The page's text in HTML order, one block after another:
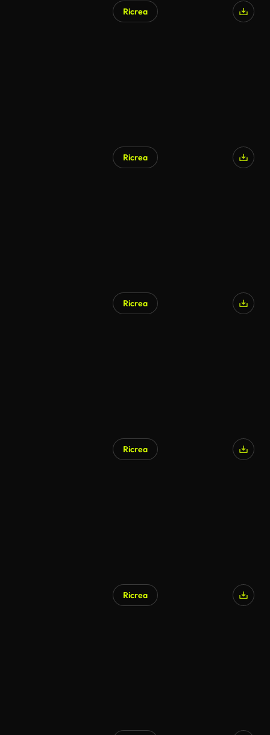
Ricrea
Ricrea
Ricrea
Ricrea
Ricrea